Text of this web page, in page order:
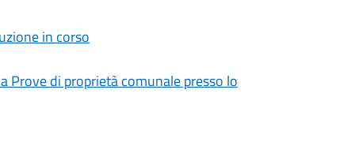
in corso
Prove di proprietà comunale presso lo